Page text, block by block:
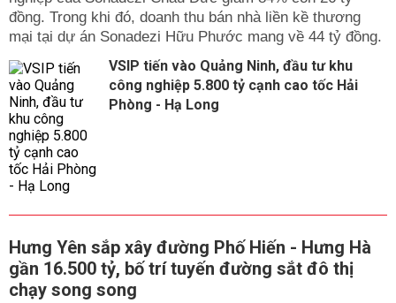
đồng. Trong khi đó, doanh thu bán nhà liền kề thương
mại tại dự án Sonadezi Hữu Phước mang về 44 tỷ đồng.
VSIP tiến vào Quảng Ninh, đầu tư khu
công nghiệp 5.800 tỷ cạnh cao tốc Hải
Phòng - Hạ Long
Hưng Yên sắp xây đường Phố Hiến - Hưng Hà
gần 16.500 tỷ, bố trí tuyến đường sắt đô thị
chạy song song